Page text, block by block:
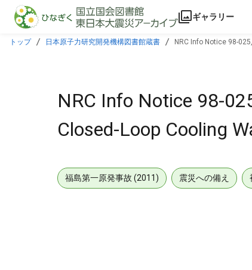
本文に飛ぶ
ギャラリー
トップ 日本原子力研究開発機構図書館蔵書 NRC Info Notice 98-
NRC Info Notice 98-
Closed-Loop Cooling
福島第一原発事故 (2011) 震災への備え